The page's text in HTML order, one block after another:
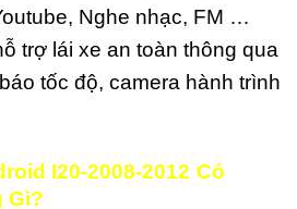
Nghe nhạc, FM …
trợ lái xe an toàn thông qua
tốc độ, camera hành trình
I20-2008-2012 Có
Gì?